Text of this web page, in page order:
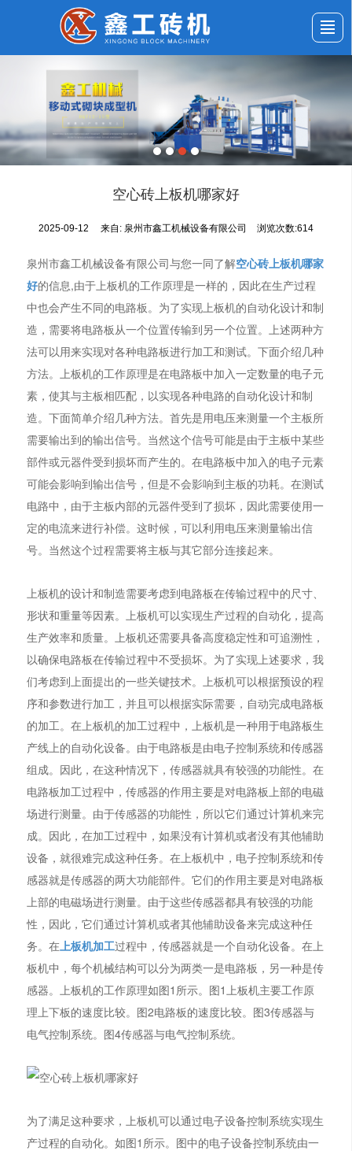
公司介绍 产品展示 应用案例 服务与支持 留言反馈
空心砖上板机哪家好
2025-09-12 来自: 泉州市鑫工机械设备有限公司 浏览次数:614
泉州市鑫工机械设备有限公司与您一同了解空心砖上板机哪家
好的信息,由于上板机的工作原理是一样的，因此在生产过程
中也会产生不同的电路板。为了实现上板机的自动化设计和制
造，需要将电路板从一个位置传输到另一个位置。上述两种方
法可以用来实现对各种电路板进行加工和测试。下面介绍几种
方法。上板机的工作原理是在电路板中加入一定数量的电子元
素，使其与主板相匹配，以实现各种电路的自动化设计和制
造。下面简单介绍几种方法。首先是用电压来测量一个主板所
需要输出到的输出信号。当然这个信号可能是由于主板中某些
部件或元器件受到损坏而产生的。在电路板中加入的电子元素
可能会影响到输出信号，但是不会影响到主板的功耗。在测试
电路中，由于主板内部的元器件受到了损坏，因此需要使用一
定的电流来进行补偿。这时候，可以利用电压来测量输出信
号。当然这个过程需要将主板与其它部分连接起来。
上板机的设计和制造需要考虑到电路板在传输过程中的尺寸、
形状和重量等因素。上板机可以实现生产过程的自动化，提高
生产效率和质量。上板机还需要具备高度稳定性和可追溯性，
以确保电路板在传输过程中不受损坏。为了实现上述要求，我
们考虑到上面提出的一些关键技术。上板机可以根据预设的程
序和参数进行加工，并且可以根据实际需要，自动完成电路板
的加工。在上板机的加工过程中，上板机是一种用于电路板生
产线上的自动化设备。由于电路板是由电子控制系统和传感器
组成。因此，在这种情况下，传感器就具有较强的功能性。在
电路板加工过程中，传感器的作用主要是对电路板上部的电磁
场进行测量。由于传感器的功能性，所以它们通过计算机来完
成。因此，在加工过程中，如果没有计算机或者没有其他辅助
设备，就很难完成这种任务。在上板机中，电子控制系统和传
感器就是传感器的两大功能部件。它们的作用主要是对电路板
上部的电磁场进行测量。由于这些传感器都具有较强的功能
性，因此，它们通过计算机或者其他辅助设备来完成这种任
务。在上板机加工过程中，传感器就是一个自动化设备。在上
板机中，每个机械结构可以分为两类一是电路板，另一种是传
感器。上板机的工作原理如图1所示。图1上板机主要工作原
理上下板的速度比较。图2电路板的速度比较。图3传感器与
电气控制系统。图4传感器与电气控制系统。
为了满足这种要求，上板机可以通过电子设备控制系统实现生
产过程的自动化。如图1所示。图中的电子设备控制系统由一